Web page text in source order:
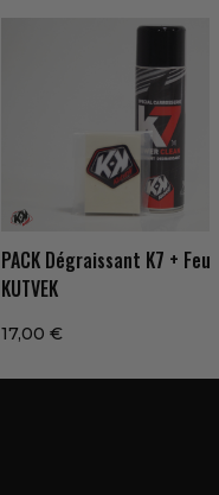
PACK Dégraissant K7 +
KUTVEK
17,00 €